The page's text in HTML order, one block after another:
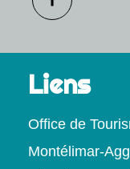
Liens
Office de
Montélimar-